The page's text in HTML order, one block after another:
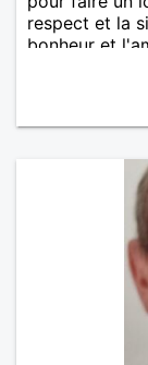
respect et la
bonheur et